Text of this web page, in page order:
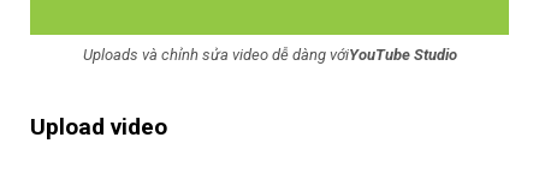
Uploads và chỉnh sửa video dễ dàng vớiYouTube Studio
Upload video